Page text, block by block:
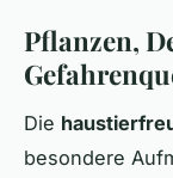
Pflanzen,
Die
besondere